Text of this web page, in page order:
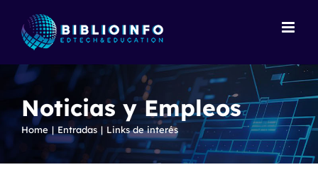
content
Noticias y Empleos
Home Entradas Links de interés